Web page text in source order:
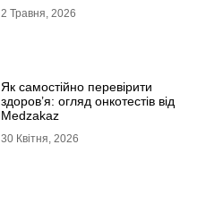
2 Травня, 2026
Як самостійно перевірити
здоров’я: огляд онкотестів від
Medzakaz
30 Квітня, 2026